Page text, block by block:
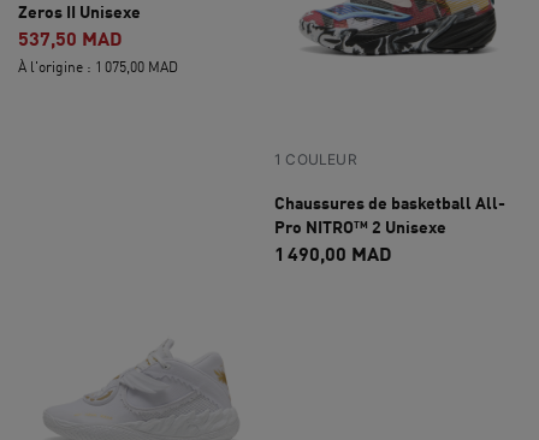
Zeros II Unisexe
537,50 MAD
À l'origine : 1 075,00 MAD
1 COULEUR
Chaussures de basketball All-
Pro NITRO™ 2 Unisexe
1 490,00 MAD